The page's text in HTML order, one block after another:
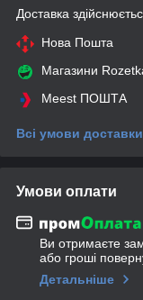
Доставка
Нова Пошта
Магазини
Meest ПОШТА
Всі умови доставки
Умови оплати
Ви отримаєте
або гроші
Детальніше